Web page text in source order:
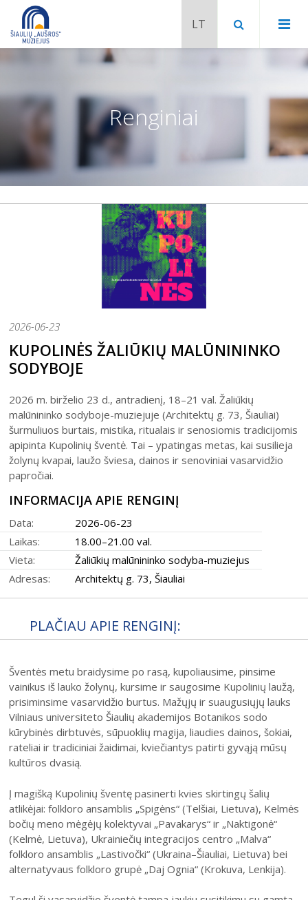
Chaimo Frenkelio vila-muziejus
Venclauskių namai-muziejus
Šiaulių istorijos muziejus
Dviračių muziejus
Radijo ir televizijos muziejus
Žaliūkių malūnininko sodyba-muziejus
Poeto Jovaro namas-muziejus
Šiaulių istorijos muziejaus ekspozicija
Venclauskių namų-muziejaus ekspozicija
Chaimo Frenkelio vilos-muziejaus
Žaliūkių malūnininko sodybos-muziejaus
Dviračių muziejaus ekspozicija
Radijo ir televizijos muziejaus ekspozicija
Kilnojamos parodos
Virtualiosios parodos
Parodų archyvas
Virtualios galerijos
Bilietų kainos
Kainoraštis
Mano ir mūsų istorija
Vaikams
Suaugusiesiems
Šiaulių m. sav. kultūros krepšelis
Kultūros pasas
Rugpjūtis 2026
PR AN TR KE PE ŠE SE
3
4 5
10
11 12
17
18 19 20 21 22
24
25 26 27 28 29
30
31
2026 (XXIII festivalis)
2025 (XXII festivalis)
2023 (XX festivalis)
2022 (XIX festivalis)
2021 (XVIII festivalis)
2020 (XVII festivalis)
2019 (XVI festivalis)
Renginiai
2026-06-23
KUPOLINĖS ŽALIŪKIŲ MALŪNININKO
SODYBOJE
2026 m. birželio 23 d., antradienį, 18–21 val. Žaliūkių
malūnininko sodyboje-muziejuje (Architektų g. 73, Šiauliai)
šurmuliuos burtais, mistika, ritualais ir senosiomis tradicijomis
apipinta Kupolinių šventė. Tai – ypatingas metas, kai susilieja
žolynų kvapai, laužo šviesa, dainos ir senoviniai vasarvidžio
papročiai.
INFORMACIJA APIE RENGINĮ
Data:
2026-06-23
Laikas:
18.00–21.00 val.
Vieta:
Žaliūkių malūnininko sodyba-muziejus
Adresas:
Architektų g. 73, Šiauliai
PLAČIAU APIE RENGINĮ:
Šventės metu braidysime po rasą, kupoliausime, pinsime
vainikus iš lauko žolynų, kursime ir saugosime Kupolinių laužą,
prisiminsime vasarvidžio burtus. Mažųjų ir suaugusiųjų lauks
Vilniaus universiteto Šiaulių akademijos Botanikos sodo
kūrybinės dirbtuvės, sūpuoklių magija, liaudies dainos, šokiai,
rateliai ir tradiciniai žaidimai, kviečiantys patirti gyvąją mūsų
kultūros dvasią.
Į magišką Kupolinių šventę pasinerti kvies skirtingų šalių
atlikėjai: folkloro ansamblis „Spigėns“ (Telšiai, Lietuva), Kelmės
bočių meno mėgėjų kolektyvai „Pavakarys“ ir „Naktigonė“
(Kelmė, Lietuva), Ukrainiečių integracijos centro „Malva“
folkloro ansamblis „Lastivočki“ (Ukraina–Šiauliai, Lietuva) bei
alternatyvaus folkloro grupė „Daj Ognia“ (Krokuva, Lenkija).